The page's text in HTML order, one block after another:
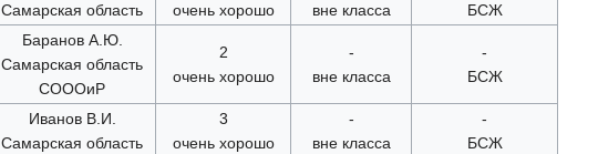
Самарская область
очень хорошо
вне класса
БСЖ
Баранов А.Ю.
Самарская область
СОООиР
2
очень хорошо
-
вне класса
-
БСЖ
Иванов В.И.
Самарская область
3
очень хорошо
-
вне класса
-
БСЖ